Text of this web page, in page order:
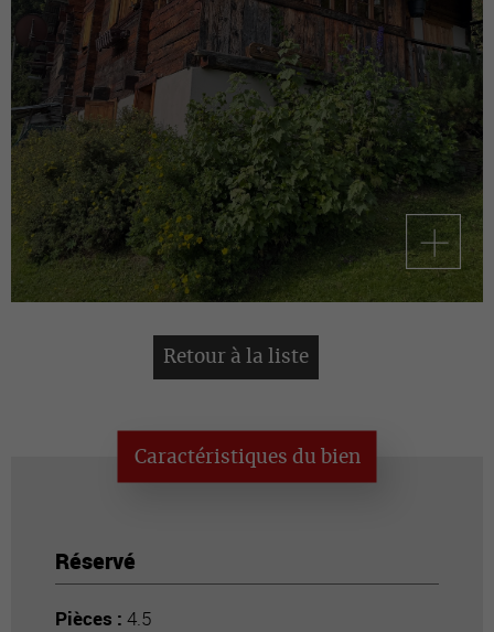
Retour à la liste
Caractéristiques du bien
Réservé
Pièces : 4.5